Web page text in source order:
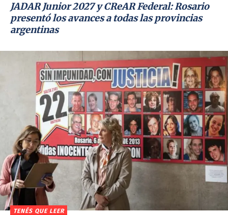
JADAR Junior 2027 y CReAR Federal: Rosario
presentó los avances a todas las provincias
argentinas
TENÉS QUE LEER